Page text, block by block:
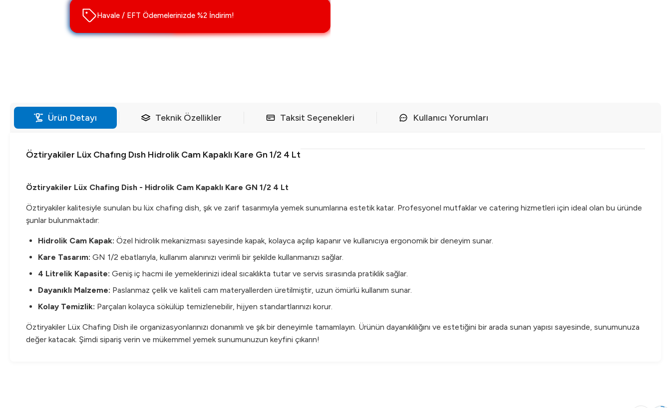
Havale / EFT Ödemelerinizde %2 İndirim!
Ürün Detayı Teknik Özellikler Taksit Seçenekleri Kullanıcı Yorumları
Öztiryakiler Lüx Chafıng Dısh Hidrolik Cam Kapaklı Kare Gn 1/2 4 Lt
Öztiryakiler Lüx Chafing Dish - Hidrolik Cam Kapaklı Kare GN 1/2 4 Lt
Öztiryakiler kalitesiyle sunulan bu lüx chafing dish, şık ve zarif tasarımıyla yemek sunumlarına estetik katar. Profesyonel mutfaklar ve catering hizmetleri için ideal olan bu üründe
şunlar bulunmaktadır:
Hidrolik Cam Kapak: Özel hidrolik mekanizması sayesinde kapak, kolayca açılıp kapanır ve kullanıcıya ergonomik bir deneyim sunar.
Kare Tasarım: GN 1/2 ebatlarıyla, kullanım alanınızı verimli bir şekilde kullanmanızı sağlar.
4 Litrelik Kapasite: Geniş iç hacmi ile yemeklerinizi ideal sıcaklıkta tutar ve servis sırasında pratiklik sağlar.
Dayanıklı Malzeme: Paslanmaz çelik ve kaliteli cam materyallerden üretilmiştir, uzun ömürlü kullanım sunar.
Kolay Temizlik: Parçaları kolayca sökülüp temizlenebilir, hijyen standartlarınızı korur.
Öztiryakiler Lüx Chafing Dish ile organizasyonlarınızı donanımlı ve şık bir deneyimle tamamlayın. Ürünün dayanıklılığını ve estetiğini bir arada sunan yapısı sayesinde, sunumunuza
değer katacak. Şimdi sipariş verin ve mükemmel yemek sunumunuzun keyfini çıkarın!